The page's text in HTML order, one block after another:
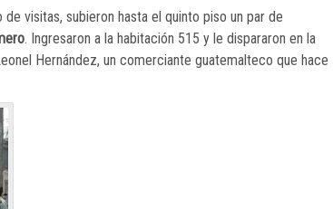
visitas, subieron hasta el quinto piso un par de
. Ingresaron a la habitación 515 y le dispararon en la
Hernández, un comerciante guatemalteco que hace